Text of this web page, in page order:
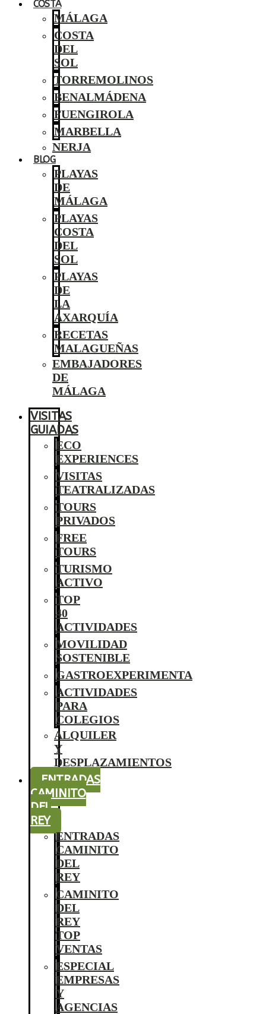
COSTA
MÁLAGA
COSTA
DEL
SOL
TORREMOLINOS
BENALMÁDENA
FUENGIROLA
MARBELLA
NERJA
BLOG
PLAYAS
DE
MÁLAGA
PLAYAS
COSTA
DEL
SOL
PLAYAS
DE
LA
AXARQUÍA
RECETAS
MALAGUEÑAS
EMBAJADORES
DE
MÁLAGA
VISITAS
GUIADAS
ECO
EXPERIENCES
VISITAS
TEATRALIZADAS
TOURS
PRIVADOS
FREE
TOURS
TURISMO
ACTIVO
TOP
40
ACTIVIDADES
MOVILIDAD
SOSTENIBLE
GASTROEXPERIMENTA
ACTIVIDADES
PARA
COLEGIOS
ALQUILER
Y
DESPLAZAMIENTOS
ENTRADAS
CAMINITO
DEL
REY
ENTRADAS
CAMINITO
DEL
REY
CAMINITO
DEL
REY
TOP
VENTAS
ESPECIAL
EMPRESAS
Y
AGENCIAS